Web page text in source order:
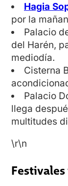
Hagia
por la
Palacio
del Harén,
mediodía.
Cisterna
Palacio
llega
multitudes
\r\n